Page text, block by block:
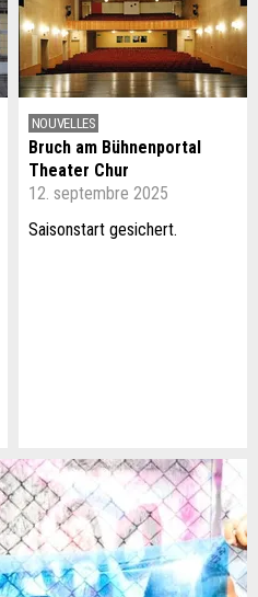
NOUVELLES
Bruch am Bühnenportal
Theater Chur
12. septembre 2025
Saisonstart gesichert.